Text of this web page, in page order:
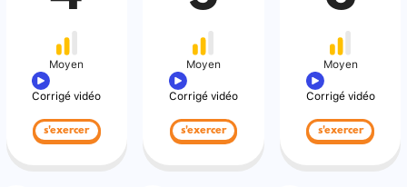
Moyen
Corrigé vidéo
s'exercer
Moyen
Corrigé vidéo
s'exercer
Moyen
Corrigé vidéo
s'exercer